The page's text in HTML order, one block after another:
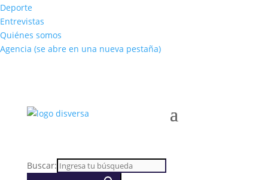
Deporte
Entrevistas
Quiénes somos
Agencia (se abre en una nueva pestaña)
Buscar: